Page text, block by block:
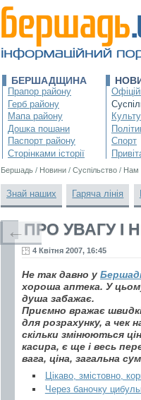
БЕРШАДЩИНА
Прапор району
Герб району
Мапа району
Дошка пошани
Паспорт району
Сторінками історії
Спорт
Бершадь / Новини / Суспільство / Нам
Знай наших Гаряча лінія
ПРО УВАГУ І
4 Квітня 2007, 16:45
Не так давно у
хороша аптека. У
душа забажає.
Приємно вражає
для розрахунку, а чек
скільки змінюються
касира, є ще і весь
вага, ціна, загальна
Цікаво, змістовно,
Через баночку
←